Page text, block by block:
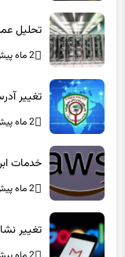
تحلیل عملکرد رم‌های
2 ماه پیش
تغییر
2 ماه پیش
خدمات
2 ماه پیش
تغییر